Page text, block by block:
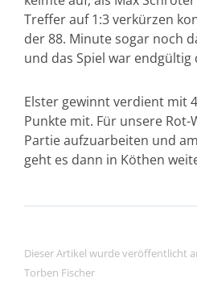
Treffer auf 1:3 verkürzen
der 88. Minute sogar noch
und das Spiel war endgültig
Elster gewinnt verdient mit
Punkte mit. Für unsere
Partie aufzuarbeiten und
geht es dann in Köthen
Dieser Artikel wurde veröffentlicht
Torben Fischer